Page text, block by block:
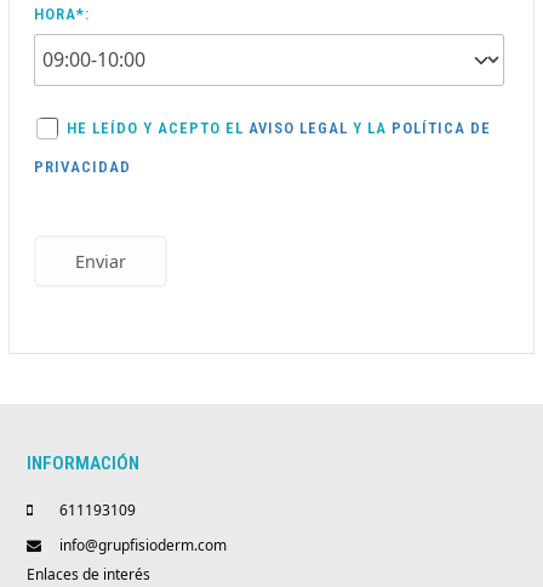
HORA*:
HE LEÍDO Y ACEPTO EL AVISO LEGAL Y LA POLÍTICA DE
PRIVACIDAD
Enviar
INFORMACIÓN
611193109
info@grupfisioderm.com
Enlaces de interés